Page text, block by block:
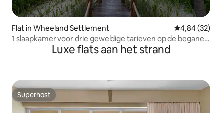
Flat in Wheeland Settlement Gemiddelde
4,84 (32)
1 slaapkamer voor drie geweldige tarieven op de begane
Luxe flats aan het strand
Superhost
Superhost